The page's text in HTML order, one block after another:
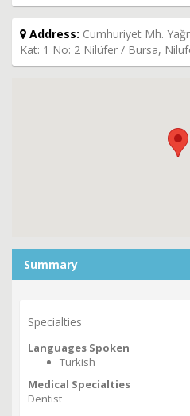
Address: Cumhuriyet Mh.
Kat: 1 No: 2 Nilüfer / Bursa,
Summary
Specialties
Languages Spoken
Turkish
Medical Specialties
Dentist